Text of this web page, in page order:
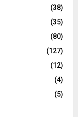
(38)
(35)
(80)
(127)
(12)
(4)
(5)